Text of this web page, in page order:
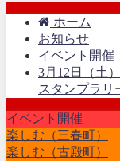
ホーム
お知らせ
イベント開催
3月12日（土
スタンプラリ
イベント開催
楽しむ（三春町）
楽しむ（古殿町）